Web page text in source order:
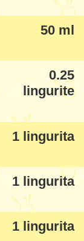
de cele
această
este
Kasha cu
50 ml
0.25
lingurite
1 lingurita
1 lingurita
1 lingurita